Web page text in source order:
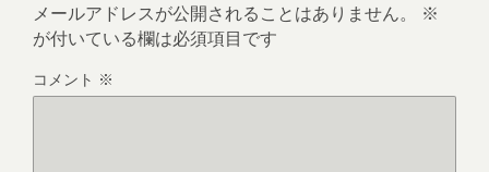
メールアドレスが公開されることはありません。
※
が付いている欄は必須項目です
コメント ※